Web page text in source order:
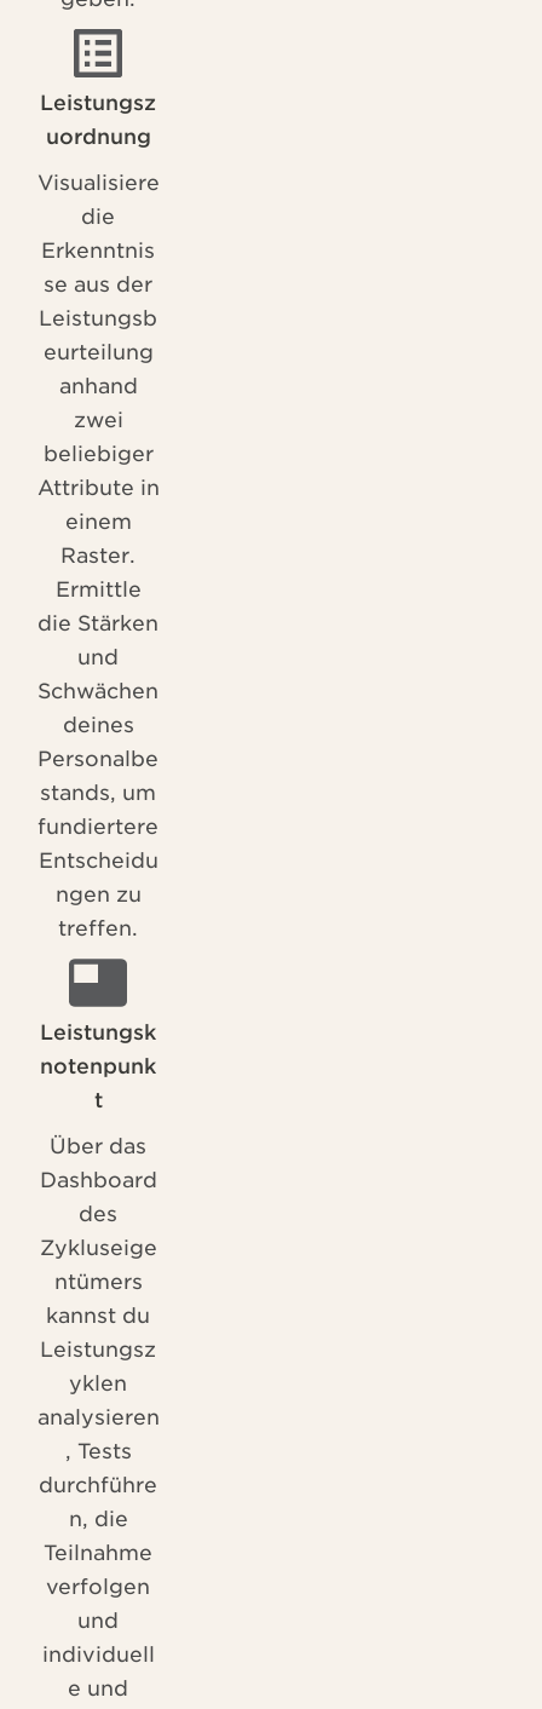
Leistungsz
uordnung
Visualisiere
die
Erkenntnis
se aus der
Leistungsb
eurteilung
anhand
zwei
beliebiger
Attribute in
einem
Raster.
Ermittle
die Stärken
und
Schwächen
deines
Personalbe
stands, um
fundiertere
Entscheidu
ngen zu
treffen.
Leistungsk
notenpunk
t
Über das
Dashboard
des
Zykluseige
ntümers
kannst du
Leistungsz
yklen
analysieren
, Tests
durchführe
n, die
Teilnahme
verfolgen
und
individuell
e und